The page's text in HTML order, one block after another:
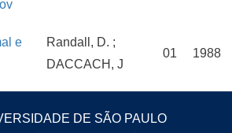
e
Randall, D. ;
DACCACH, J
01 1988
DE SÃO PAULO